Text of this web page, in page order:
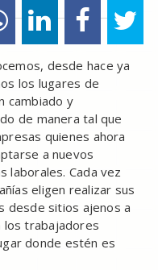
desde hace ya
los lugares de
cambiado y
de manera tal que
quienes ahora
a nuevos
laborales. Cada vez
eligen realizar sus
desde sitios ajenos a
los trabajadores
donde estén es